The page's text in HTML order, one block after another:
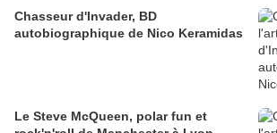
Chasseur d'Invader, BD
autobiographique de Nico Keramidas
Le Steve McQueen, polar fun et